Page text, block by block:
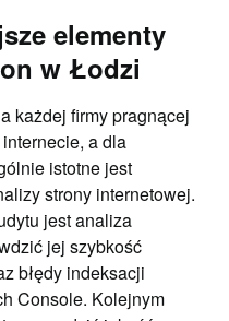
elementy
w Łodzi
każdej firmy pragnącej
a dla
istotne jest
strony internetowej.
jest analiza
jej szybkość
błędy indeksacji
Console. Kolejnym